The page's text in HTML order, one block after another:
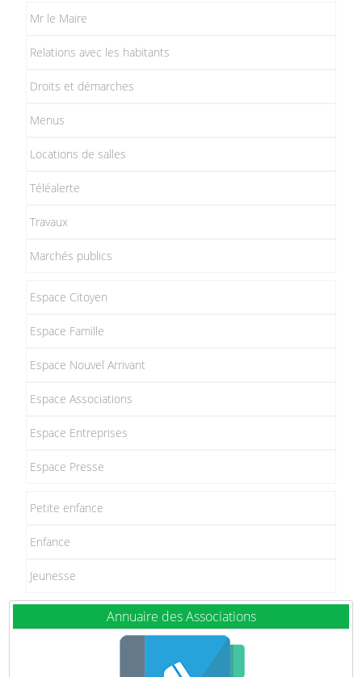
Mr le Maire
Relations avec les habitants
Droits et démarches
Menus
Locations de salles
Téléalerte
Travaux
Marchés publics
Espace Citoyen
Espace Famille
Espace Nouvel Arrivant
Espace Associations
Espace Entreprises
Espace Presse
Petite enfance
Enfance
Jeunesse
Annuaire des Associations